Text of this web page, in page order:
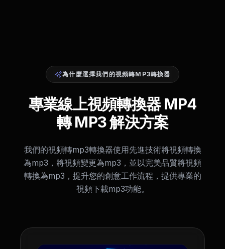
為什麼選擇我們的視頻轉MP3轉換器
專業線上視頻轉換器 MP4
轉 MP3 解決方案
我們的視頻轉mp3轉換器使用先進技術將視頻轉換
為mp3，將視頻變更為mp3，並以完美品質將視頻
轉換為mp3，提升您的創意工作流程，提供專業的
視頻下載mp3功能。